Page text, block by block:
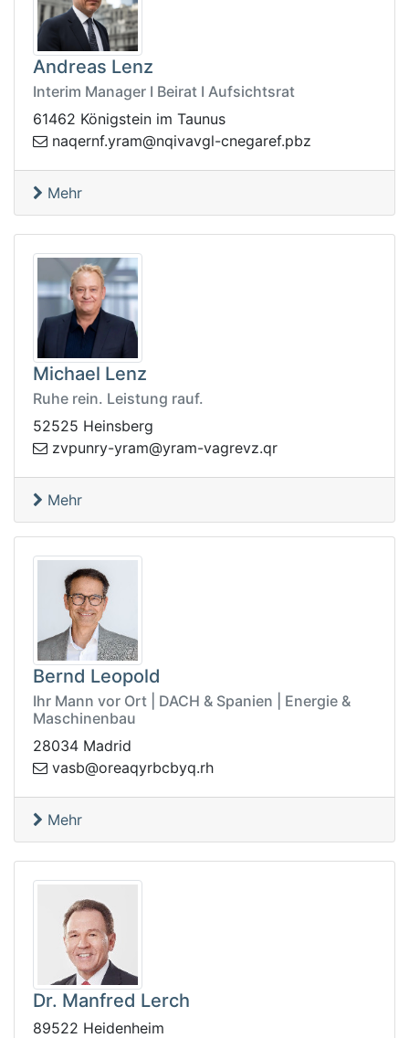
Andreas Lenz
Interim Manager I Beirat I Aufsichtsrat
61462 Königstein im Taunus
zbp.feragenc-lgva
viqn@mary.fnreqan
Mehr
Michael Lenz
Ruhe rein. Leistung rauf.
52525 Heinsberg
rq.zvergav-mar
y@mary-yrnupvz
Mehr
Bernd Leopold
Ihr Mann vor Ort | DACH & Spanien | Energie &
Maschinenbau
28034 Madrid
hr.qybcbry
qaero@bsav
Mehr
Dr. Manfred Lerch
89522 Heidenheim